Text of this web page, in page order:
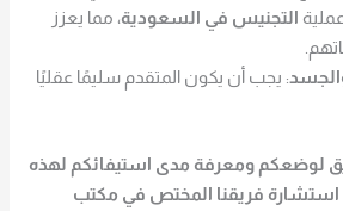
التجنيس في السعودية، مما يعزز
: يجب أن يكون المتقدم سليمًا عقليًا
لوضعكم ومعرفة مدى استيفائكم لهذه
استشارة فريقنا المختص في مكتب